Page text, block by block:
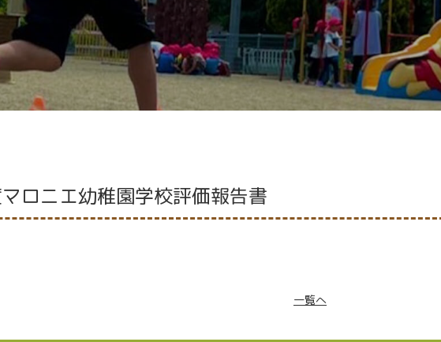
ロニエ幼稚園学校評価報告書
一覧へ